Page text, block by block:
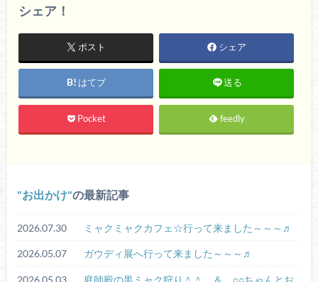
シェア！
ポスト シェア
はてブ 送る
Pocket feedly
お出かけ の最新記事
2026.07.30 ミャクミャクカフェ☆行って来ました～～～♬
2026.05.07 ガウディ展へ行って来ました～～～♬
2026.05.03 庭師殿の黒ミャク狩り＾＾ ＆ ○○ちゃんとお